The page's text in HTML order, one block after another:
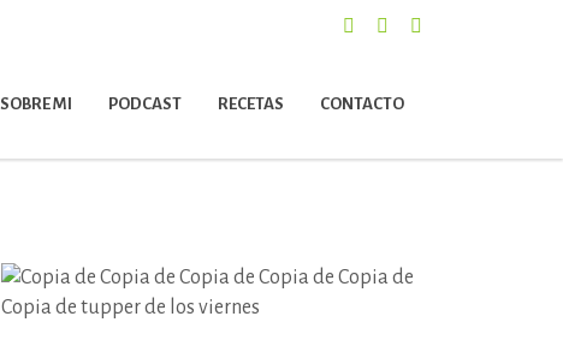
SOBRE MI PODCAST RECETAS CONTACTO